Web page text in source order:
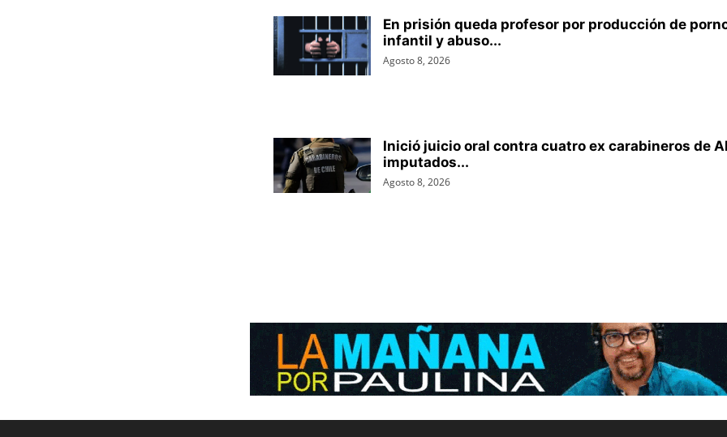
En prisión queda profesor por producción de
infantil y abuso...
Agosto 8, 2026
Inició juicio oral contra cuatro ex carabineros de
imputados...
Agosto 8, 2026